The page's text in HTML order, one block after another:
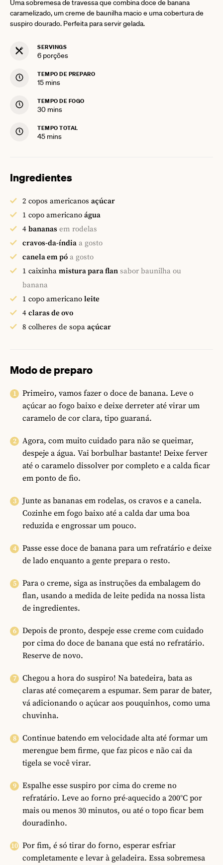
Uma sobremesa de travessa que combina doce de banana
caramelizado, um creme de baunilha macio e uma cobertura de
suspiro dourado. Perfeita para servir gelada.
SERVINGS
6 porções
TEMPO DE PREPARO
15minutes
mins
TEMPO DE FOGO
30minutes
mins
TEMPO TOTAL
45minutes
mins
Ingredientes
2 copos americanos açúcar
1 copo americano água
4 bananas em rodelas
cravos-da-índia a gosto
canela em pó a gosto
1 caixinha mistura para flan sabor baunilha ou
banana
1 copo americano leite
4 claras de ovo
8 colheres de sopa açúcar
Modo de preparo
Primeiro, vamos fazer o doce de banana. Leve o
açúcar ao fogo baixo e deixe derreter até virar um
caramelo de cor clara, tipo guaraná.
Agora, com muito cuidado para não se queimar,
despeje a água. Vai borbulhar bastante! Deixe ferver
até o caramelo dissolver por completo e a calda ficar
em ponto de fio.
Junte as bananas em rodelas, os cravos e a canela.
Cozinhe em fogo baixo até a calda dar uma boa
reduzida e engrossar um pouco.
Passe esse doce de banana para um refratário e deixe
de lado enquanto a gente prepara o resto.
Para o creme, siga as instruções da embalagem do
flan, usando a medida de leite pedida na nossa lista
de ingredientes.
Depois de pronto, despeje esse creme com cuidado
por cima do doce de banana que está no refratário.
Reserve de novo.
Chegou a hora do suspiro! Na batedeira, bata as
claras até começarem a espumar. Sem parar de bater,
vá adicionando o açúcar aos pouquinhos, como uma
chuvinha.
Continue batendo em velocidade alta até formar um
merengue bem firme, que faz picos e não cai da
tigela se você virar.
Espalhe esse suspiro por cima do creme no
refratário. Leve ao forno pré-aquecido a 200°C por
mais ou menos 30 minutos, ou até o topo ficar bem
douradinho.
Por fim, é só tirar do forno, esperar esfriar
completamente e levar à geladeira. Essa sobremesa